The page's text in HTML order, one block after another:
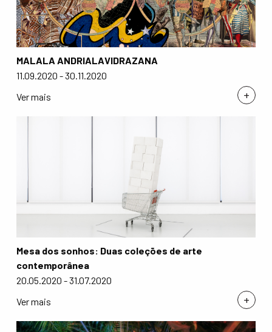
+
MALALA ANDRIALAVIDRAZANA
11.09.2020 - 30.11.2020
Ver mais
+
Mesa dos sonhos: Duas coleções de arte
contemporânea
20.05.2020 - 31.07.2020
Ver mais